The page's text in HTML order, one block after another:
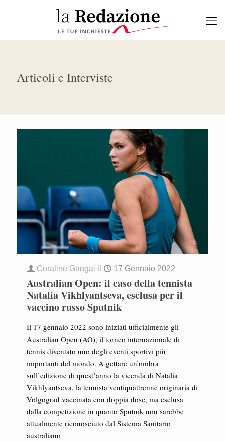
Articoli e Interviste
Coraline Gangai il 17 Gennaio 2022
Australian Open: il caso della tennista
Natalia Vikhlyantseva, esclusa per il
vaccino russo Sputnik
Il 17 gennaio 2022 sono iniziati ufficialmente gli
Australian Open (AO), il torneo internazionale di
tennis diventato uno degli eventi sportivi più
importanti del mondo. A gettare un’ombra
sull’edizione di quest’anno la vicenda di Natalia
Vikhlyantseva, la tennista ventiquattrenne originaria di
Volgograd vaccinata con doppia dose, ma esclusa
dalla competizione in quanto Sputnik non sarebbe
attualmente riconosciuto dal Sistema Sanitario
australiano